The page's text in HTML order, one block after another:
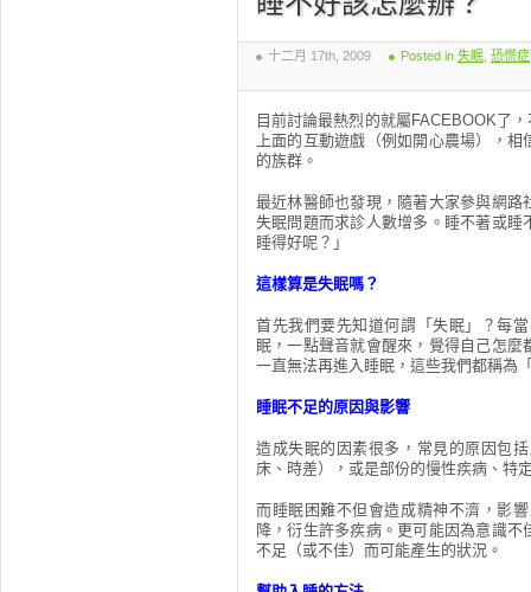
十二月 17th, 2009 Posted in 失眠 恐慌症
目前討論最熱烈的就屬FACEBOOK了
上面的互動遊戲（例如開心農場），
的族群。
最近林醫師也發現，隨著大家參與網
失眠問題而求診人數增多。睡不著或
睡得好呢？」
這樣算是失眠嗎？
首先我們要先知道何謂「失眠」？每
眠，一點聲音就會醒來，覺得自己怎
一直無法再進入睡眠，這些我們都稱為
睡眠不足的原因與影響
造成失眠的因素很多，常見的原因包
床、時差），或是部份的慢性疾病、特
而睡眠困難不但會造成精神不濟，影
降，衍生許多疾病。更可能因為意識
不足（或不佳）而可能產生的狀況。